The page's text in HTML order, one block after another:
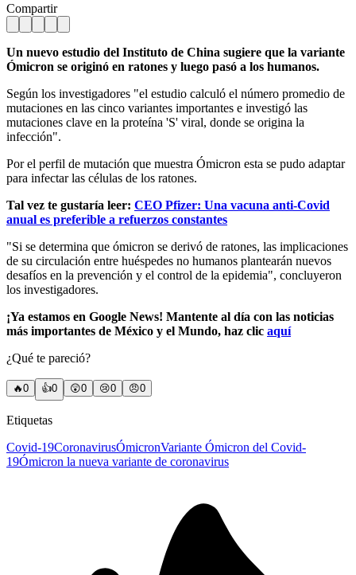
Compartir
Un nuevo estudio del Instituto de China sugiere que la variante
Ómicron se originó en ratones y luego pasó a los humanos.
Según los investigadores "el estudio calculó el número promedio de
mutaciones en las cinco variantes importantes e investigó las
mutaciones clave en la proteína 'S' viral, donde se origina la
infección".
Por el perfil de mutación que muestra Ómicron esta se pudo adaptar
para infectar las células de los ratones.
Tal vez te gustaría leer: CEO Pfizer: Una vacuna anti-Covid
anual es preferible a refuerzos constantes
"Si se determina que ómicron se derivó de ratones, las implicaciones
de su circulación entre huéspedes no humanos plantearán nuevos
desafíos en la prevención y el control de la epidemia", concluyeron
los investigadores.
¡Ya estamos en Google News! Mantente al día con las noticias
más importantes de México y el Mundo, haz clic aquí
¿Qué te pareció?
🔥0 👍0 😲0 😢0 😠0
Etiquetas
Covid-19CoronavirusÓmicronVariante Ómicron del Covid-
19Ómicron la nueva variante de coronavirus